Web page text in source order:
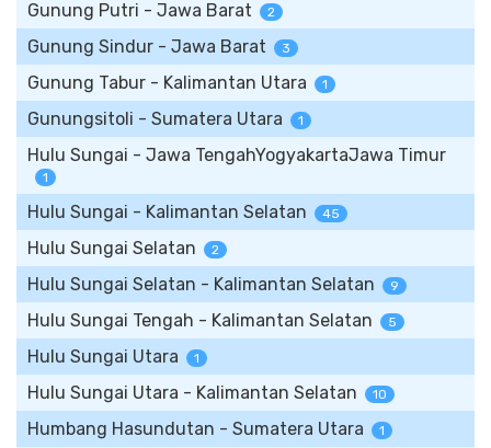
Gunung Putri - Jawa Barat 2
Gunung Sindur - Jawa Barat 3
Gunung Tabur - Kalimantan Utara 1
Gunungsitoli - Sumatera Utara 1
Hulu Sungai - Jawa TengahYogyakartaJawa Timur
1
Hulu Sungai - Kalimantan Selatan 45
Hulu Sungai Selatan 2
Hulu Sungai Selatan - Kalimantan Selatan 9
Hulu Sungai Tengah - Kalimantan Selatan 5
Hulu Sungai Utara 1
Hulu Sungai Utara - Kalimantan Selatan 10
Humbang Hasundutan - Sumatera Utara 1